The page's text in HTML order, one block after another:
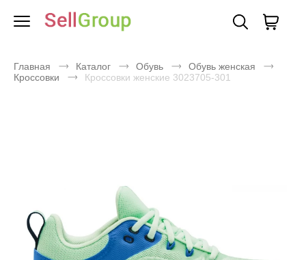
Главная Каталог Обувь
Обувь женская
Кроссовки
Кроссовки женские 3023705-301